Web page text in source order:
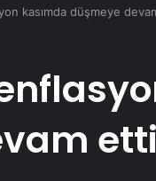
kasımda düşmeye
etti